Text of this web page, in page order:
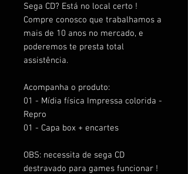
Sega CD? Está no local certo !
Compre conosco que trabalhamos a
mais de 10 anos no mercado, e
poderemos te presta total
assistência.
Acompanha o produto:
01 - Mídia física Impressa colorida -
Repro
01 - Capa box + encartes
OBS: necessita de sega CD
destravado para games funcionar !